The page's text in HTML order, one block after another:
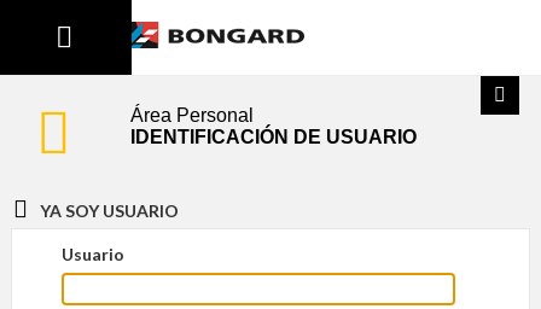
Área Personal
IDENTIFICACIÓN DE USUARIO
YA SOY USUARIO
Usuario